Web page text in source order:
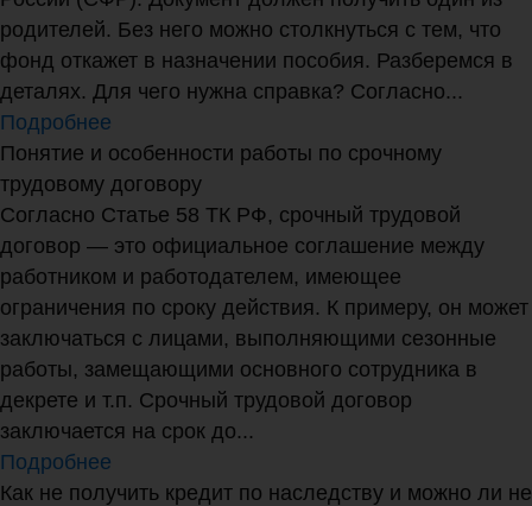
родителей. Без него можно столкнуться с тем, что
фонд откажет в назначении пособия. Разберемся в
деталях. Для чего нужна справка? Согласно...
Подробнее
Понятие и особенности работы по срочному
трудовому договору
Согласно Статье 58 ТК РФ, срочный трудовой
договор — это официальное соглашение между
работником и работодателем, имеющее
ограничения по сроку действия. К примеру, он может
заключаться с лицами, выполняющими сезонные
работы, замещающими основного сотрудника в
декрете и т.п. Срочный трудовой договор
заключается на срок до...
Подробнее
Как не получить кредит по наследству и можно ли не